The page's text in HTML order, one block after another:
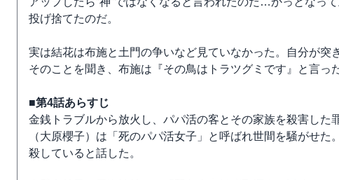
投げ捨てたのだ。
実は結花は布施と土門の争いなど見ていなかった。自分が突
そのことを聞き、布施は『その鳥はトラツグミです』と言った
■第4話あらすじ
金銭トラブルから放火し、パパ活の客とその家族を殺害し
（大原櫻子）は「死のパパ活女子」と呼ばれ世間を騒がせ
殺していると話した。